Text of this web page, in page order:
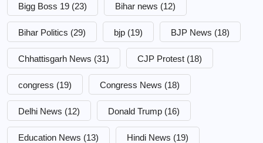
Bigg Boss 19 (23) Bihar news (12)
Bihar Politics (29) bjp (19) BJP News (18)
Chhattisgarh News (31) CJP Protest (18)
congress (19) Congress News (18)
Delhi News (12) Donald Trump (16)
Education News (13) Hindi News (19)